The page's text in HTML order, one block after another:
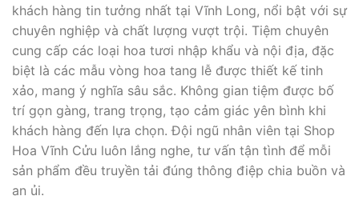
khách hàng tin tưởng nhất tại Vĩnh Long, nổi bật với sự
chuyên nghiệp và chất lượng vượt trội. Tiệm chuyên
cung cấp các loại hoa tươi nhập khẩu và nội địa, đặc
biệt là các mẫu vòng hoa tang lễ được thiết kế tinh
xảo, mang ý nghĩa sâu sắc. Không gian tiệm được bố
trí gọn gàng, trang trọng, tạo cảm giác yên bình khi
khách hàng đến lựa chọn. Đội ngũ nhân viên tại Shop
Hoa Vĩnh Cửu luôn lắng nghe, tư vấn tận tình để mỗi
sản phẩm đều truyền tải đúng thông điệp chia buồn và
an ủi.